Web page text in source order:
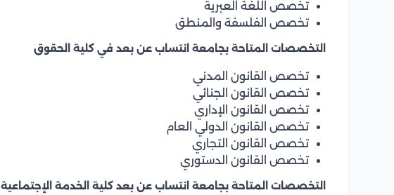
تخصص اللغة العبرية
تخصص الفلسفة والمنطق
التخصصات المتاحة بجامعة انتساب عن بعد في كلية الحقوق
تخصص القانون المدني
تخصص القانون الجنائي
تخصص القانون الإداري
تخصص القانون الدولي العام
تخصص القانون التجاري
تخصص القانون الدستوري
التخصصات المتاحة بجامعة انتساب عن بعد كلية الخدمة الإجتماعية